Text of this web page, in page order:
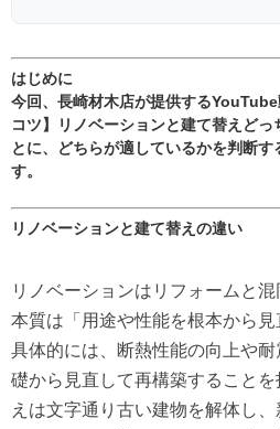
はじめに
今回、長崎材木店が提供する
コツ】リノベーションと建て替えど
とに、どちらが適しているかを判断す
す。
リノベーションと建て替えの違い
リノベーションはリフォームと
本質は「用途や性能を根本から見
具体的には、断熱性能の向上や
礎から見直して再構築すること
えは文字通り古い建物を解体し